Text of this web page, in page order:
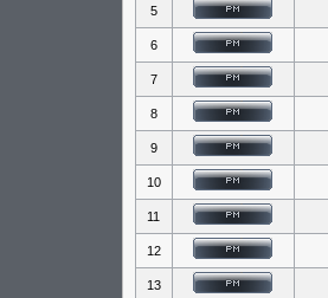
5
6
7
8
9
10
11
12
13